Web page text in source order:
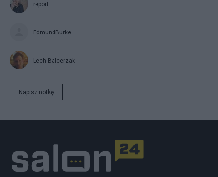
report
EdmundBurke
Lech Balcerzak
Napisz notkę